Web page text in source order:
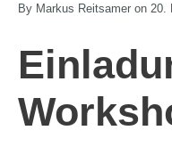
By Markus Reitsamer on 20.